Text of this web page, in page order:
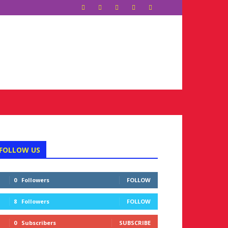
FOLLOW US
0 Followers FOLLOW
8 Followers FOLLOW
0 Subscribers SUBSCRIBE